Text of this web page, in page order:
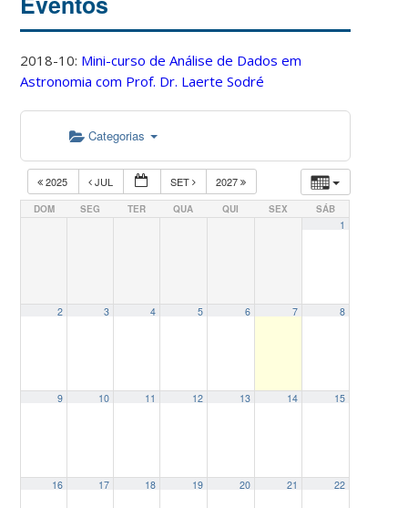
2018-10: Mini-curso de Análise de Dados em
Astronomia com Prof. Dr. Laerte Sodré
Categorias
2025 JUL SET 2027
DOM SEG TER QUA QUI SEX SÁB
1
2 3 4 5 6 7 8
9 10 11 12 13 14 15
16 17 18 19 20 21 22